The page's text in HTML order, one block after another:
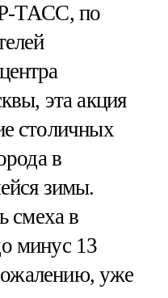
ТАСС, по
эта акция
столичных
в
зимы.
смеха в
минус 13
уже